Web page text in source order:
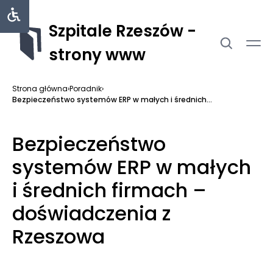
Szpitale Rzeszów -
strony www
Strona główna›Poradnik›
Bezpieczeństwo systemów ERP w małych i średnich...
Bezpieczeństwo
systemów ERP w małych
i średnich firmach –
doświadczenia z
Rzeszowa